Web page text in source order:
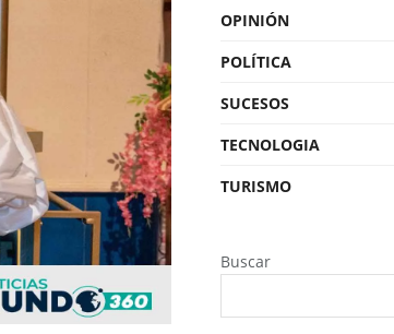
OPINIÓN
POLÍTICA
SUCESOS
TECNOLOGIA
TURISMO
Buscar